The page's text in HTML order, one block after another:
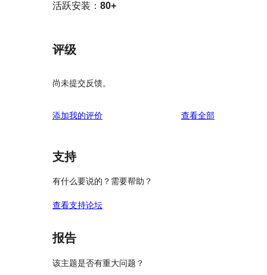
活跃安装： 80+
评级
尚未提交反馈。
添加我的评价 查看全部评
支持
有什么要说的？需要帮助？
查看支持论坛
报告
该主题是否有重大问题？